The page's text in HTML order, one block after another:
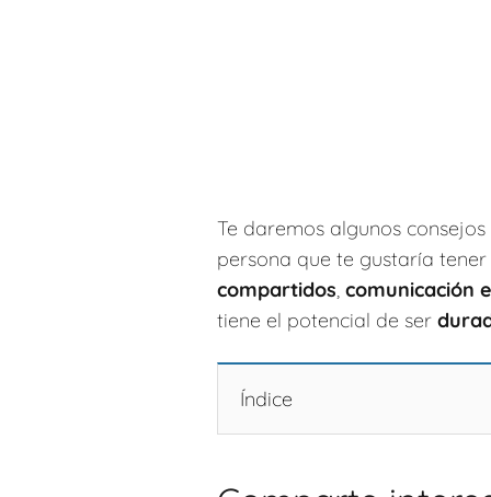
Te daremos algunos
persona que te gustaría
compartidos, comunicación
tiene el potencial de ser
Índice